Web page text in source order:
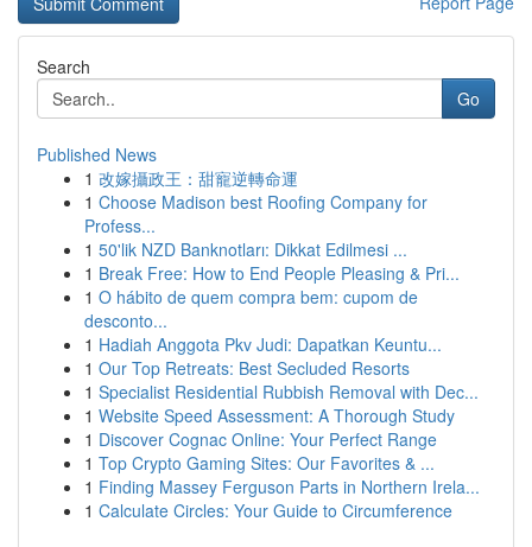
Search
Go
Published News
1 改嫁攝政王：甜寵逆轉命運
1 Choose Madison best Roofing Company for
Profess...
1 50'lik NZD Banknotları: Dikkat Edilmesi ...
1 Break Free: How to End People Pleasing & Pri...
1 O hábito de quem compra bem: cupom de
desconto...
1 Hadiah Anggota Pkv Judi: Dapatkan Keuntu...
1 Our Top Retreats: Best Secluded Resorts
1 Specialist Residential Rubbish Removal with Dec...
1 Website Speed Assessment: A Thorough Study
1 Discover Cognac Online: Your Perfect Range
1 Top Crypto Gaming Sites: Our Favorites & ...
1 Finding Massey Ferguson Parts in Northern Irela...
1 Calculate Circles: Your Guide to Circumference